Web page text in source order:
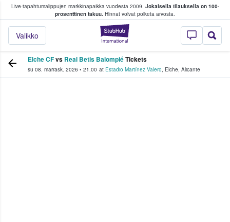
Live-tapahtumalippujen markkinapaikka vuodesta 2009. Jokaisella tilauksella on 100-
prosenttinen takuu. Hinnat voivat poiketa arvosta.
StubHub -
Valikko
fanit ostavat ja myyvät lippuja
Elche CFvs Real Betis BalompiéTickets
su 08. marrask. 2026 • 21.00 at Estadio Martínez Valero, Elche, Alicante